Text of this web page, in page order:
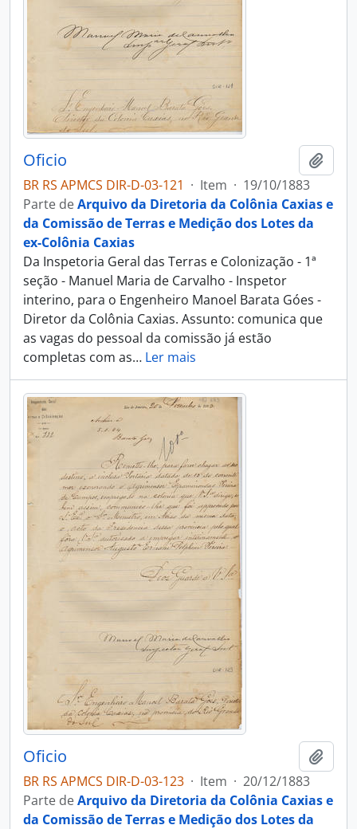
Oficio
BR RS APMCS DIR-D-03-121 · Item · 19/10/1883
Parte deArquivo da Diretoria da Colônia Caxias e
da Comissão de Terras e Medição dos Lotes da
ex-Colônia Caxias
Da Inspetoria Geral das Terras e Colonização - 1ª
seção - Manuel Maria de Carvalho - Inspetor
interino, para o Engenheiro Manoel Barata Góes -
Diretor da Colônia Caxias. Assunto: comunica que
as vagas do pessoal da comissão já estão
completas com as… Ler mais
Oficio
BR RS APMCS DIR-D-03-123 · Item · 20/12/1883
Parte deArquivo da Diretoria da Colônia Caxias e
da Comissão de Terras e Medição dos Lotes da